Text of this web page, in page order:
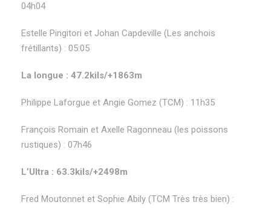
04h04
Estelle Pingitori et Johan Capdeville (Les anchois
frétillants) : 05:05
La longue : 47.2kils/+1863m
Philippe Laforgue et Angie Gomez (TCM) : 11h35
François Romain et Axelle Ragonneau (les poissons
rustiques) : 07h46
L’Ultra : 63.3kils/+2498m
Fred Moutonnet et Sophie Abily (TCM Très très bien) :